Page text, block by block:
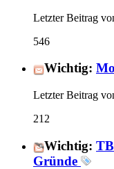
Letzter Beitrag
546
Wichtig:
Letzter Beitrag
212
Wichtig:
Gründe